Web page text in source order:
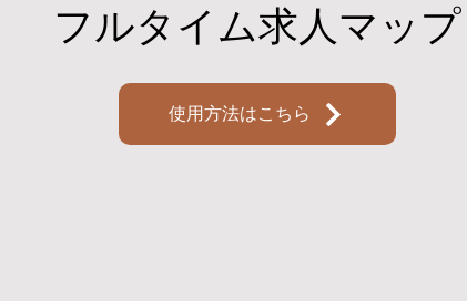
​フルタイム求人マップ
使用方法はこちら